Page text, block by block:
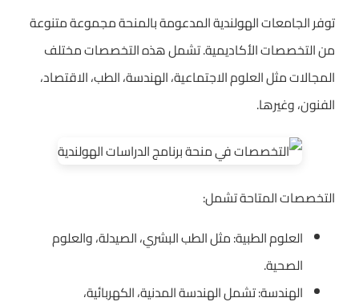
توفر الجامعات الهولندية المدعومة بالمنحة مجموعة متنوعة
من التخصصات الأكاديمية. تشمل هذه التخصصات مختلف
المجالات مثل العلوم الاجتماعية، الهندسة، الطب، الاقتصاد،
الفنون، وغيرها.
التخصصات المتاحة تشمل:
العلوم الطبية: مثل الطب البشري، الصيدلة، والعلوم
الصحية.
الهندسة: تشمل الهندسة المدنية، الكهربائية،